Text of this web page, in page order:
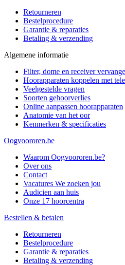
Retourneren
Bestelprocedure
Garantie & reparaties
Betaling & verzending
Algemene informatie
Filter, dome en receiver
Hoorapparaten koppelen met
Veelgestelde vragen
Soorten gehoorverlies
Online aanpassen hoorapparaten
Anatomie van het oor
Kenmerken & specificaties
Oogvoororen.be
Waarom Oogvoororen.be?
Over ons
Contact
Vacatures We zoeken jou
Audicien aan huis
Onze 17 hoorcentra
Bestellen & betalen
Retourneren
Bestelprocedure
Garantie & reparaties
Betaling & verzending